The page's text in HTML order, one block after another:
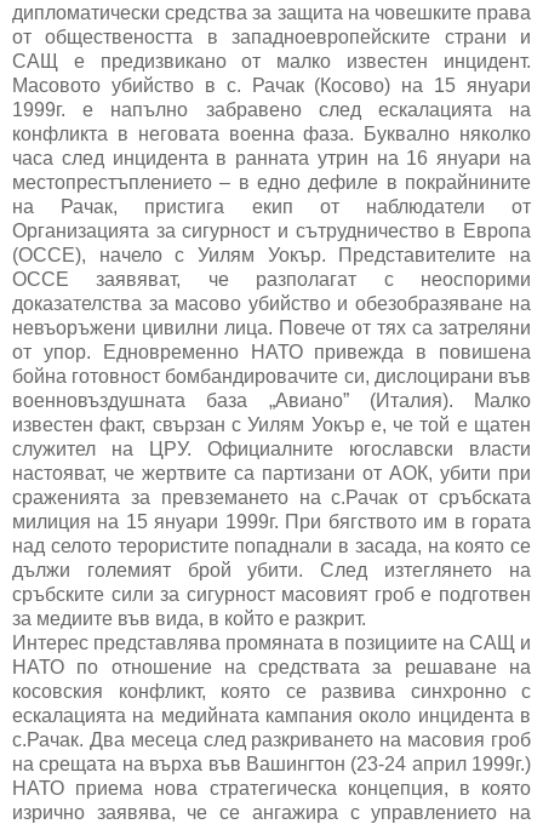
дипломатически средства за защита на човешките права
от обществеността в западноевропейските страни и
САЩ е предизвикано от малко известен инцидент.
Масовото убийство в с. Рачак (Косово) на 15 януари
1999г. е напълно забравено след ескалацията на
конфликта в неговата военна фаза. Буквално няколко
часа след инцидента в ранната утрин на 16 януари на
местопрестъплението – в едно дефиле в покрайнините
на Рачак, пристига екип от наблюдатели от
Организацията за сигурност и сътрудничество в Европа
(ОССЕ), начело с Уилям Уокър. Представителите на
ОССЕ заявяват, че разполагат с неоспорими
доказателства за масово убийство и обезобразяване на
невъоръжени цивилни лица. Повече от тях са затреляни
от упор. Едновременно НАТО привежда в повишена
бойна готовност бомбандировачите си, дислоцирани във
военновъздушната база „Авиано” (Италия). Малко
известен факт, свързан с Уилям Уокър е, че той е щатен
служител на ЦРУ. Официалните югославски власти
настояват, че жертвите са партизани от АОК, убити при
сраженията за превземането на с.Рачак от сръбската
милиция на 15 януари 1999г. При бягството им в гората
над селото терористите попаднали в засада, на която се
дължи големият брой убити. След изтеглянето на
сръбските сили за сигурност масовият гроб е подготвен
за медиите във вида, в който е разкрит.
Интерес представлява промяната в позициите на САЩ и
НАТО по отношение на средствата за решаване на
косовския конфликт, която се развива синхронно с
ескалацията на медийната кампания около инцидента в
с.Рачак. Два месеца след разкриването на масовия гроб
на срещата на върха във Вашингтон (23-24 април 1999г.)
НАТО приема нова стратегическа концепция, в която
изрично заявява, че се ангажира с управлението на